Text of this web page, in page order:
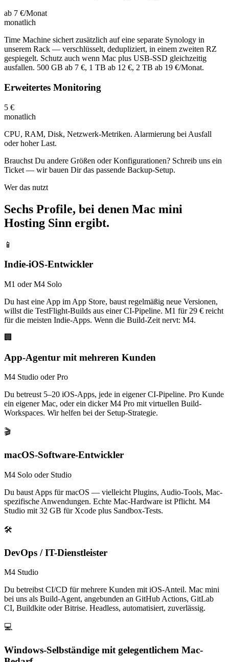
ab 7 €/Monat
monatlich
Time Machine sichert zusätzlich auf eine separate Synology in
unserem Rack — verschlüsselt, dedupliziert, in einem zweiten RZ
gespiegelt. Schutz auch wenn Mac plus USB-SSD gleichzeitig
ausfallen. 500 GB ab 7 €, 1 TB ab 12 €, 2 TB ab 19 €/Monat.
Erweitertes Monitoring
5 €
monatlich
CPU, RAM, Disk, Netzwerk-Metriken. Alarmierung bei Ausfall
oder hoher Last.
Brauchst Du andere Größen oder Konfigurationen? Schreib uns ein
Ticket — wir bauen Dir das passende Backup-Setup.
Wer das nutzt
Sechs Profile, bei denen Mac mini
Hosting Sinn ergibt.
📱
Indie-iOS-Entwickler
M1 oder M4 Solo
Du hast eine App im App Store, baust regelmäßig neue Versionen,
willst die TestFlight-Builds aus einer CI-Pipeline. M1 für 29 € reicht
für die meisten Indie-Apps. Wenn die Build-Zeit nervt: M4.
🏢
App-Agentur mit mehreren Kunden
M4 Studio oder Pro
Du betreust 5–20 iOS-Apps, jede in eigener CI-Pipeline. Pro Kunde
ein eigener Mac, oder ein dicker M4 Pro mit virtuellen Build-
Workspaces. Wir helfen bei der Setup-Strategie.
🎬
macOS-Software-Entwickler
M4 Solo oder Studio
Du baust Apps für macOS — vielleicht Plugins, Audio-Tools, Mac-
spezifische Anwendungen. Echte Mac-Hardware ist Pflicht. M4
Studio mit 32 GB für Xcode plus Sandbox-Tests.
🛠️
DevOps / IT-Dienstleister
M4 Studio
Du betreibst CI/CD für mehrere Kunden mit iOS-Anteil. Mac mini
bei uns als Build-Agent, angebunden an GitHub Actions, GitLab
CI, Buildkite oder Bitrise. Headless, automatisiert, zuverlässig.
💻
Windows-Selbständige mit gelegentlichem Mac-